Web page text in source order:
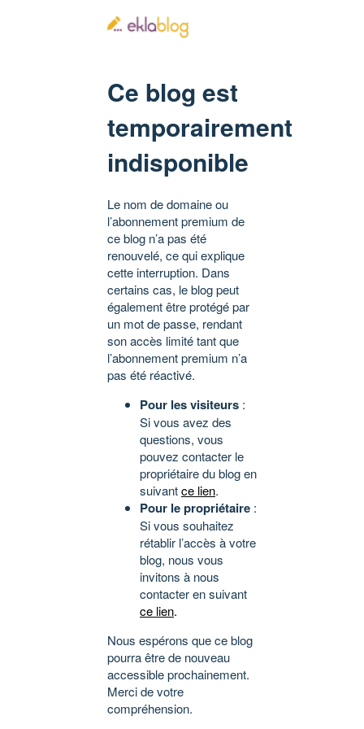
Ce blog est
temporairement
indisponible
Le nom de domaine ou
l’abonnement premium de
ce blog n’a pas été
renouvelé, ce qui explique
cette interruption. Dans
certains cas, le blog peut
également être protégé par
un mot de passe, rendant
son accès limité tant que
l’abonnement premium n’a
pas été réactivé.
Pour les visiteurs :
Si vous avez des
questions, vous
pouvez contacter le
propriétaire du blog en
suivantce lien.
Pour le propriétaire :
Si vous souhaitez
rétablir l’accès à votre
blog, nous vous
invitons à nous
contacter en suivant
ce lien.
Nous espérons que ce blog
pourra être de nouveau
accessible prochainement.
Merci de votre
compréhension.